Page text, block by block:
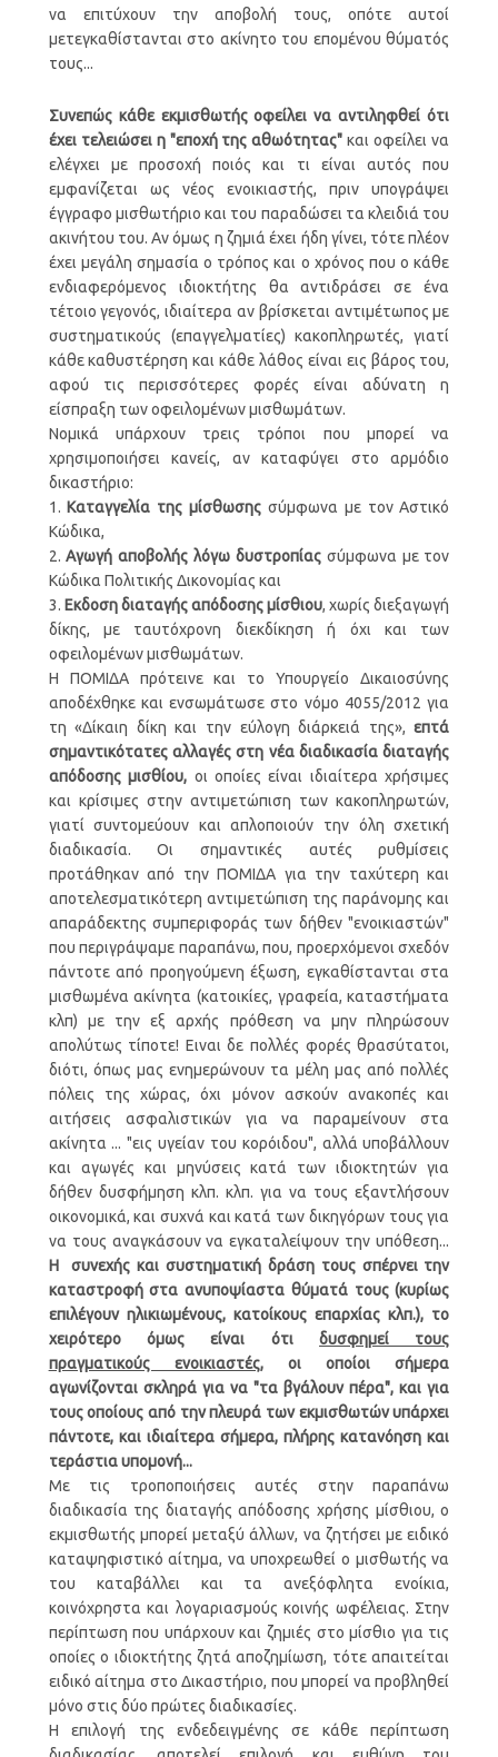
να επιτύχουν την αποβολή τους, οπότε αυτοί
μετεγκαθίστανται στο ακίνητο του επομένου θύματός
τους...
Συνεπώς κάθε εκμισθωτής οφείλει να αντιληφθεί ότι
έχει τελειώσει η "εποχή της αθωότητας" και οφείλει να
ελέγχει με προσοχή ποιός και τι είναι αυτός που
εμφανίζεται ως νέος ενοικιαστής, πριν υπογράψει
έγγραφο μισθωτήριο και του παραδώσει τα κλειδιά του
ακινήτου του. Αν όμως η ζημιά έχει ήδη γίνει, τότε πλέον
έχει μεγάλη σημασία ο τρόπος και ο χρόνος που ο κάθε
ενδιαφερόμενος ιδιοκτήτης θα αντιδράσει σε ένα
τέτοιο γεγονός, ιδιαίτερα αν βρίσκεται αντιμέτωπος με
συστηματικούς (επαγγελματίες) κακοπληρωτές, γιατί
κάθε καθυστέρηση και κάθε λάθος είναι εις βάρος του,
αφού τις περισσότερες φορές είναι αδύνατη η
είσπραξη των οφειλομένων μισθωμάτων.
Νομικά υπάρχουν τρεις τρόποι που μπορεί να
χρησιμοποιήσει κανείς, αν καταφύγει στο αρμόδιο
δικαστήριο:
1. Καταγγελία της μίσθωσης σύμφωνα με τον Αστικό
Κώδικα,
2.Αγωγή αποβολής λόγω δυστροπίαςσύμφωνα με τον
Κώδικα Πολιτικής Δικονομίας και
3. Εκδοση διαταγής απόδοσης μίσθιου, χωρίς διεξαγωγή
δίκης, με ταυτόχρονη διεκδίκηση ή όχι και των
οφειλομένων μισθωμάτων.
Η ΠΟΜΙΔΑ πρότεινε και το Υπουργείο Δικαιοσύνης
αποδέχθηκε και ενσωμάτωσε στο νόμο 4055/2012 για
τη «Δίκαιη δίκη και την εύλογη διάρκειά της»,επτά
σημαντικότατες αλλαγές στη νέα διαδικασία διαταγής
απόδοσης μισθίου, οι οποίες είναι ιδιαίτερα χρήσιμες
και κρίσιμες στην αντιμετώπιση των κακοπληρωτών,
γιατί συντομεύουν και απλοποιούν την όλη σχετική
διαδικασία. Οι σημαντικές αυτές ρυθμίσεις
προτάθηκαν από την ΠΟΜΙΔΑ για την ταχύτερη και
αποτελεσματικότερη αντιμετώπιση της παράνομης και
απαράδεκτης συμπεριφοράς των δήθεν "ενοικιαστών"
που περιγράψαμε παραπάνω, που, προερχόμενοι σχεδόν
πάντοτε από προηγούμενη έξωση, εγκαθίστανται στα
μισθωμένα ακίνητα (κατοικίες, γραφεία, καταστήματα
κλπ) με την εξ αρχής πρόθεση να μην πληρώσουν
απολύτως τίποτε! Ειναι δε πολλές φορές θρασύτατοι,
διότι, όπως μας ενημερώνουν τα μέλη μας από πολλές
πόλεις της χώρας, όχι μόνον ασκούν ανακοπές και
αιτήσεις ασφαλιστικών για να παραμείνουν στα
ακίνητα ... "εις υγείαν του κορόιδου", αλλά υποβάλλουν
και αγωγές και μηνύσεις κατά των ιδιοκτητών για
δήθεν δυσφήμηση κλπ. κλπ. για να τους εξαντλήσουν
οικονομικά, και συχνά και κατά των δικηγόρων τους για
να τους αναγκάσουν να εγκαταλείψουν την υπόθεση...
Η συνεχής και συστηματική δράση τους σπέρνει την
καταστροφή στα ανυποψίαστα θύματά τους (κυρίως
επιλέγουν ηλικιωμένους, κατοίκους επαρχίας κλπ.), το
χειρότερο όμως είναι ότι
δυσφημεί τους
πραγματικούς ενοικιαστές, οι οποίοι σήμερα
αγωνίζονται σκληρά για να "τα βγάλουν πέρα", και για
τους οποίους από την πλευρά των εκμισθωτών υπάρχει
πάντοτε, και ιδιαίτερα σήμερα, πλήρης κατανόηση και
τεράστια υπομονή...
Με τις τροποποιήσεις αυτές στην παραπάνω
διαδικασία της διαταγής απόδοσης χρήσης μίσθιου, ο
εκμισθωτής μπορεί μεταξύ άλλων, να ζητήσει με ειδικό
καταψηφιστικό αίτημα, να υποχρεωθεί ο μισθωτής να
του καταβάλλει και τα ανεξόφλητα ενοίκια,
κοινόχρηστα και λογαριασμούς κοινής ωφέλειας. Στην
περίπτωση που υπάρχουν και ζημιές στο μίσθιο για τις
οποίες ο ιδιοκτήτης ζητά αποζημίωση, τότε απαιτείται
ειδικό αίτημα στο Δικαστήριο, που μπορεί να προβληθεί
μόνο στις δύο πρώτες διαδικασίες.
Η επιλογή της ενδεδειγμένης σε κάθε περίπτωση